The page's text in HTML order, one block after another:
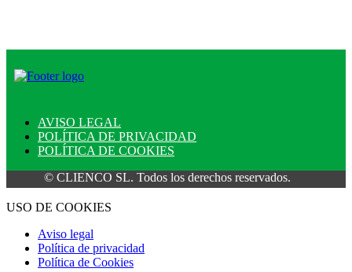
AVISO LEGAL
POLÍTICA DE PRIVACIDAD
POLÍTICA DE COOKIES
© CLIENCO SL. Todos los derechos reservados.
USO DE COOKIES
Aviso legal
Política de privacidad
Política de Cookies